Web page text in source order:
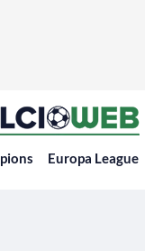
Europa League